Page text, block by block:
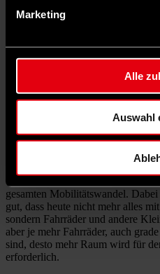
Marketing
Alle
Auswahl
leisten und auch Daten zu liefern.
aber immer auch frei, unter den
aus der Stadt zurückziehen. Das
unterwegs: weil Leute bei
bestellen, sich den
Müssen wir unsere
anpassen?
Die Städte sind bereits gebaut. Es
verteilen. Das betrifft nicht nur
gesamten Mobilitätswandel.
gut, dass heute nicht mehr alles
sondern Fahrräder und andere
aber je mehr Fahrräder, auch
sind, desto mehr Raum wird für
erforderlich.